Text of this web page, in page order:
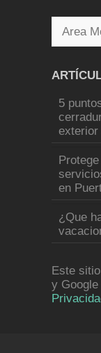
5
exterior
en
¿Que
Este
y Google